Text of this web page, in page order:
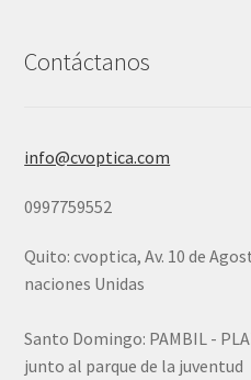
Contáctanos
info@cvoptica.com
0997759552
Quito: cvoptica, Av. 10 de
naciones Unidas
Santo Domingo: PAMBIL -
junto al parque de la juventud